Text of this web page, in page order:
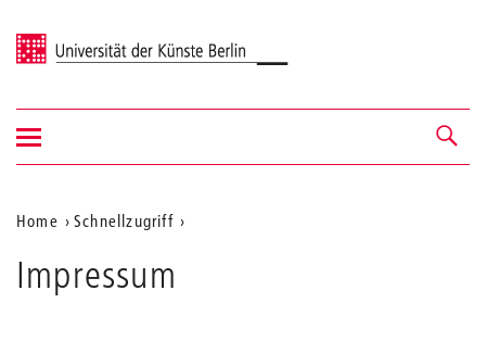
Universität der Künste Berlin
Navigation &
Suche
Navigation
ein-/ausblenden
Aktuelle
Position
auf
Home Schnellzugriff
Impressum